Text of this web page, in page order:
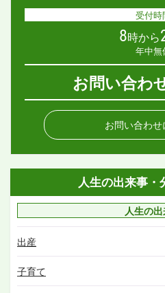
受付時
8時から
年中無
お問い合わ
お問い合わ
人生の出来事・
人生の
出産
子育て